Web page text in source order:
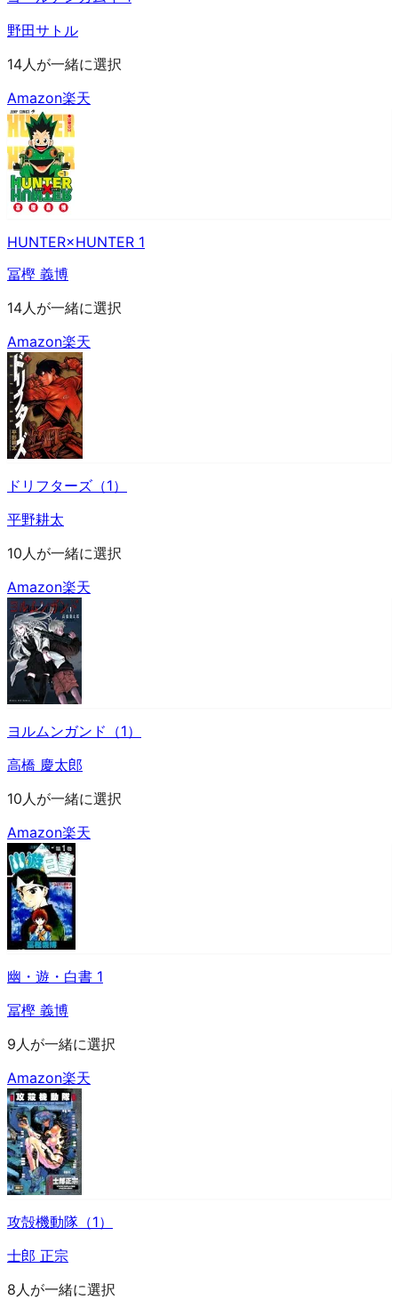
野田サトル
14人が一緒に選択
Amazon楽天
HUNTER×HUNTER 1
冨樫 義博
14人が一緒に選択
Amazon楽天
ドリフターズ（1）
平野耕太
10人が一緒に選択
Amazon楽天
ヨルムンガンド（1）
高橋 慶太郎
10人が一緒に選択
Amazon楽天
幽・遊・白書 1
冨樫 義博
9人が一緒に選択
Amazon楽天
攻殻機動隊（1）
士郎 正宗
8人が一緒に選択